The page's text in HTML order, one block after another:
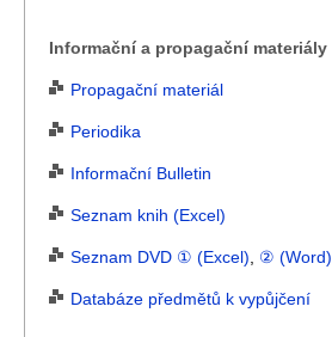
Informační a propagační materiály
Propagační materiál
Periodika
Informační Bulletin
Seznam knih (Excel)
Seznam DVD ① (Excel) ② (Word)
Databáze předmětů k vypůjčení